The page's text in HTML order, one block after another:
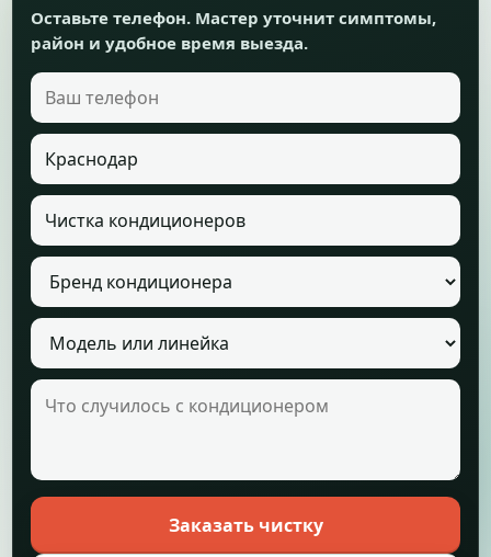
Оставьте телефон. Мастер уточнит симптомы,
район и удобное время выезда.
Ваш телефон
Город
Услуга
Бренд кондиционера
Модель кондиционера
Что случилось с кондиционером
Заказать чистку